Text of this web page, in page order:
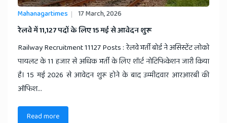
Mahanagartimes 17 March, 2026
​रेलवे में 11,127 पदों के लिए 15 मई से आवेदन शुरू
Railway Recruitment 11127 Posts : रेलवे भर्ती बोर्ड ने असिस्टेंट लोको
पायलट के 11 हजार से अधिक भर्ती के लिए शॉर्ट नोटिफिकेशन जारी किया
है। 15 मई 2026 से आवेदन शुरू होने के बाद उम्मीदवार आरआरबी की
ऑफिश...
Read more